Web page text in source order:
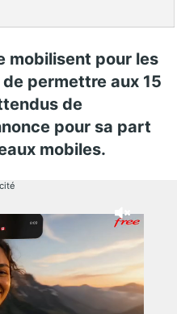
mobilisent pour les
permettre aux 15
de
pour sa part
mobiles.